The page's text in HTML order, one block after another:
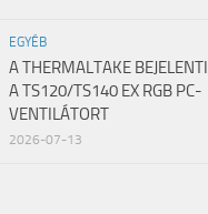
EGYÉB
A THERMALTAKE BEJELENTI
A TS120/TS140 EX RGB PC-
VENTILÁTORT
2026-07-13